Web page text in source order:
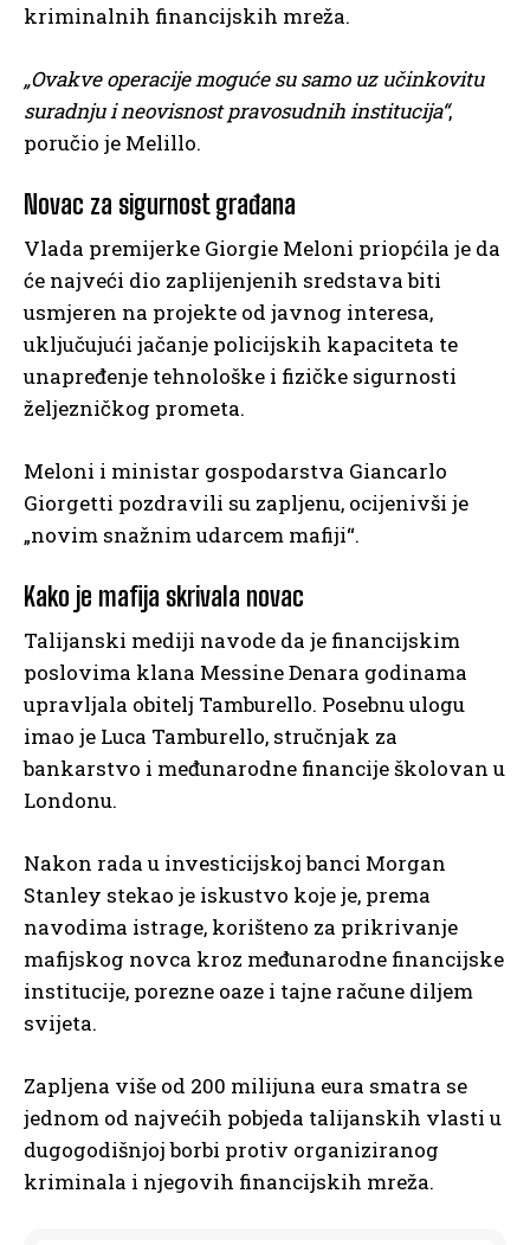
kriminalnih financijskih mreža.
„Ovakve operacije moguće su samo uz učinkovitu
suradnju i neovisnost pravosudnih institucija“,
poručio je Melillo.
Novac za sigurnost građana
Vlada premijerke Giorgie Meloni priopćila je da
će najveći dio zaplijenjenih sredstava biti
usmjeren na projekte od javnog interesa,
uključujući jačanje policijskih kapaciteta te
unapređenje tehnološke i fizičke sigurnosti
željezničkog prometa.
Meloni i ministar gospodarstva Giancarlo
Giorgetti pozdravili su zapljenu, ocijenivši je
„novim snažnim udarcem mafiji“.
Kako je mafija skrivala novac
Talijanski mediji navode da je financijskim
poslovima klana Messine Denara godinama
upravljala obitelj Tamburello. Posebnu ulogu
imao je Luca Tamburello, stručnjak za
bankarstvo i međunarodne financije školovan u
Londonu.
Nakon rada u investicijskoj banci Morgan
Stanley stekao je iskustvo koje je, prema
navodima istrage, korišteno za prikrivanje
mafijskog novca kroz međunarodne financijske
institucije, porezne oaze i tajne račune diljem
svijeta.
Zapljena više od 200 milijuna eura smatra se
jednom od najvećih pobjeda talijanskih vlasti u
dugogodišnjoj borbi protiv organiziranog
kriminala i njegovih financijskih mreža.